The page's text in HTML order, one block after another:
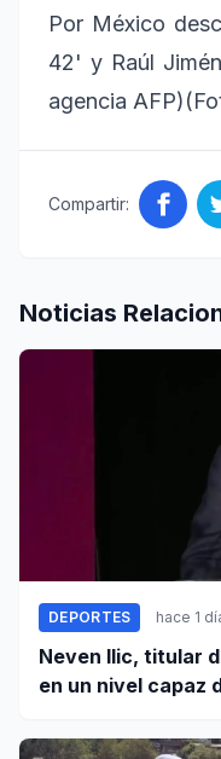
Por México
42' y Raúl
agencia
Compartir:
Noticias
DEPORTES hace 1
Neven Ilic, titular
en un nivel capaz